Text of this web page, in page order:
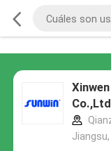
Jiangsu,